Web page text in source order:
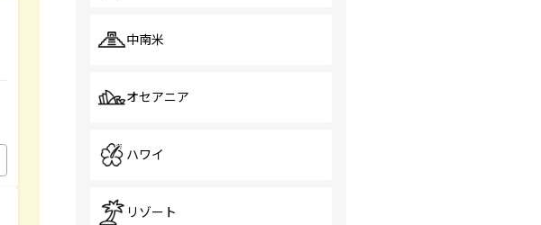
中南米
オセアニア
ハワイ
リゾート